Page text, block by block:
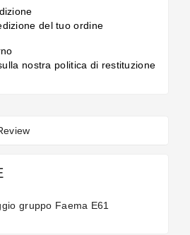
del tuo ordine
nostra politica di restituzione
gruppo Faema E61